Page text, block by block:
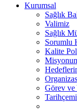
Kurumsal
Sağlık
Valimiz
Sağlık
Sorumlu
Kalite
Görev ve